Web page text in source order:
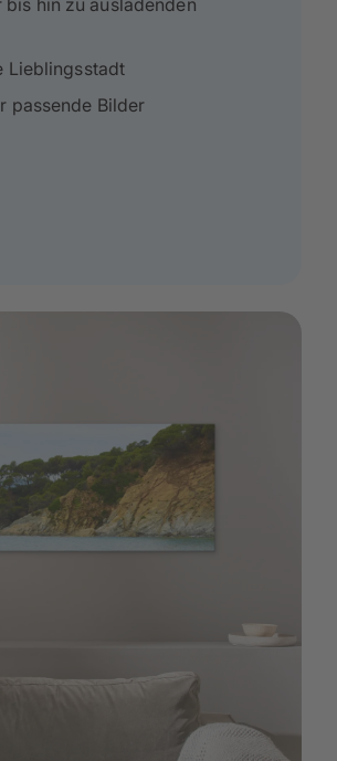
Lieblingsstadt
passende Bilder